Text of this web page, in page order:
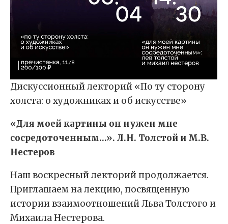
Дискуссионный лекторий «По ту сторону
холста: о художниках и об искусстве»
«Для моей картины он нужен мне
сосредоточенным…». Л.Н. Толстой и М.В.
Нестеров
Наш воскресный лекторий продолжается.
Приглашаем на лекцию, посвященную
истории взаимоотношений Льва Толстого и
Михаила Нестерова.